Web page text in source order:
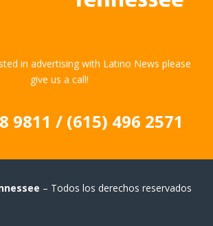
in advertising with Latino News please
give us a call!
9811 / (615) 496 2571
– Todos los derechos reservados